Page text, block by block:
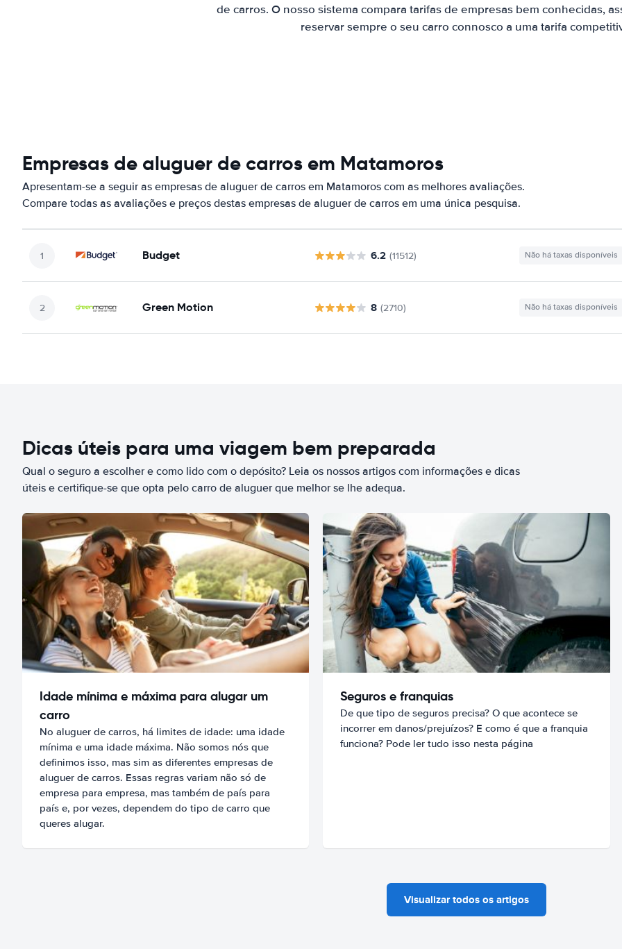
de carros. O nosso sistema compara tarifas de empresas bem conhecidas,
reservar sempre o seu carro connosco a uma tarifa
Empresas de aluguer de carros em Matamoros
Apresentam-se a seguir as empresas de aluguer de carros em Matamoros com as melhores avaliações.
Compare todas as avaliações e preços destas empresas de aluguer de carros em uma única pesquisa.
Budget 6.2 (11512) Não há taxas disponíveis
Green Motion 8 (2710) Não há taxas disponíveis
Dicas úteis para uma viagem bem preparada
Qual o seguro a escolher e como lido com o depósito? Leia os nossos artigos com informações e dicas
úteis e certifique-se que opta pelo carro de aluguer que melhor se lhe adequa.
Idade mínima e máxima para alugar um
carro
No aluguer de carros, há limites de idade: uma idade
mínima e uma idade máxima. Não somos nós que
definimos isso, mas sim as diferentes empresas de
aluguer de carros. Essas regras variam não só de
empresa para empresa, mas também de país para
país e, por vezes, dependem do tipo de carro que
queres alugar.
Seguros e franquias
De que tipo de seguros precisa? O que acontece se
incorrer em danos/prejuízos? E como é que a franquia
funciona? Pode ler tudo isso nesta página
Visualizar todos os artigos